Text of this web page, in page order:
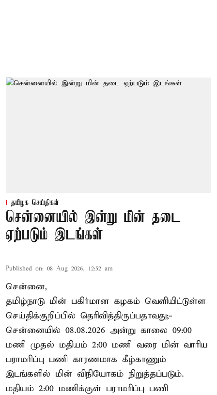
தமிழக செய்திகள்
சென்னையில் இன்று மின் தடை
ஏற்படும் இடங்கள்
Published on: 08 Aug 2026, 12:52 am
சென்னை,
தமிழ்நாடு மின் பகிர்மான கழகம் வெளியிட்டுள்ள
செய்திக்குறிப்பில் தெரிவித்திருப்பதாவது;-
சென்னையில் 08.08.2026 அன்று காலை 09:00
மணி முதல் மதியம் 2:00 மணி வரை மின் வாரிய
பராமரிப்பு பணி காரணமாக கீழ்காணும்
இடங்களில் மின் விநியோகம் நிறுத்தப்படும்.
மதியம் 2:00 மணிக்குள் பராமரிப்பு பணி